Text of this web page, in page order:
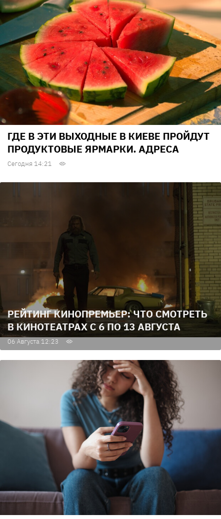
ГДЕ В ЭТИ ВЫХОДНЫЕ В КИЕВЕ ПРОЙДУТ
ПРОДУКТОВЫЕ ЯРМАРКИ. АДРЕСА
Сегодня 14:21
РЕЙТИНГ КИНОПРЕМЬЕР: ЧТО СМОТРЕТЬ
В КИНОТЕАТРАХ С 6 ПО 13 АВГУСТА
06 Августа 12:23